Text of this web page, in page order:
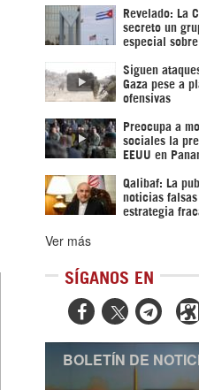
Revelado: La
secreto un
especial sobre
Siguen
Gaza pese a
ofensivas
Preocupa a
sociales la
EEUU en
Qalibaf: La
noticias falsas
estrategia
Ver más
SÍGANOS EN
 
BOLETÍN DE